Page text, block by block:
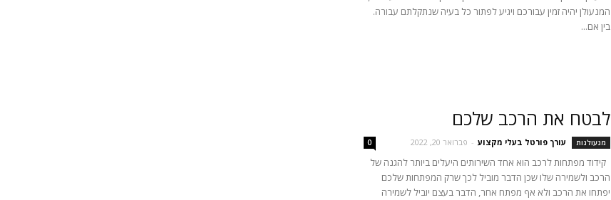
המנעולן יהיה זמין עבורכם ויגיע לפתור כל בעיה שנתקלתם עבורה.
בין אם...
לבטח את הרכב שלכם
מנעולנות עורך פורטל בעלי מקצוע - פברואר 20, 2022 0
קידוד מפתחות לרכב הוא אחד השירותים היעלים ביותר להגנה של
הרכב ולשמירה שלו שכן הדבר מוביל לכך שרק המפתחות שלכם
יפתחו את הרכב ולא אף מפתח אחר, הדבר בעצם יוביל לשמירה